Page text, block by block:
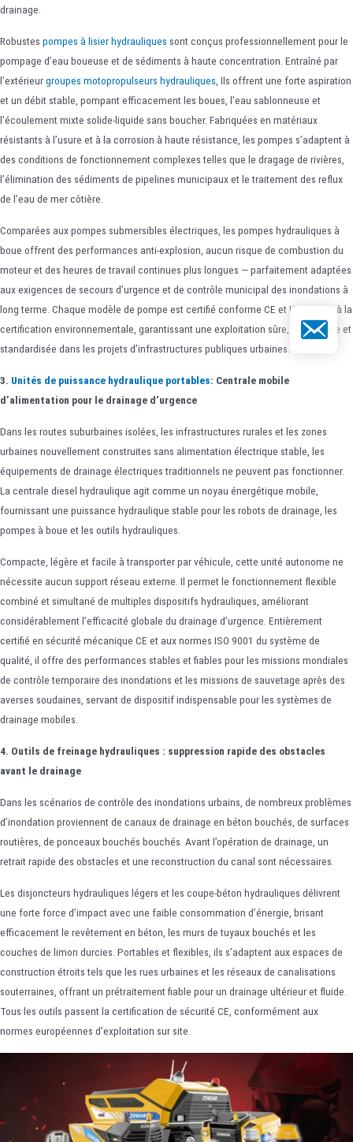
drainage.
Robustes pompes à lisier hydrauliques sont conçus professionnellement pour le
pompage d’eau boueuse et de sédiments à haute concentration. Entraîné par
l’extérieurgroupes motopropulseurs hydrauliques, Ils offrent une forte aspiration
et un débit stable, pompant efficacement les boues, l’eau sablonneuse et
l’écoulement mixte solide-liquide sans boucher. Fabriquées en matériaux
résistants à l’usure et à la corrosion à haute résistance, les pompes s’adaptent à
des conditions de fonctionnement complexes telles que le dragage de rivières,
l’élimination des sédiments de pipelines municipaux et le traitement des reflux
de l’eau de mer côtière.
Comparées aux pompes submersibles électriques, les pompes hydrauliques à
boue offrent des performances anti-explosion, aucun risque de combustion du
moteur et des heures de travail continues plus longues — parfaitement adaptées
aux exigences de secours d’urgence et de contrôle municipal des inondations à
long terme. Chaque modèle de pompe est certifié conforme CE et ISO 14001 à la
certification environnementale, garantissant une exploitation sûre, écologique et
standardisée dans les projets d’infrastructures publiques urbaines.
3. Unités de puissance hydraulique portables: Centrale mobile
d’alimentation pour le drainage d’urgence
Dans les routes suburbaines isolées, les infrastructures rurales et les zones
urbaines nouvellement construites sans alimentation électrique stable, les
équipements de drainage électriques traditionnels ne peuvent pas fonctionner.
La centrale diesel hydraulique agit comme un noyau énergétique mobile,
fournissant une puissance hydraulique stable pour les robots de drainage, les
pompes à boue et les outils hydrauliques.
Compacte, légère et facile à transporter par véhicule, cette unité autonome ne
nécessite aucun support réseau externe. Il permet le fonctionnement flexible
combiné et simultané de multiples dispositifs hydrauliques, améliorant
considérablement l’efficacité globale du drainage d’urgence. Entièrement
certifié en sécurité mécanique CE et aux normes ISO 9001 du système de
qualité, il offre des performances stables et fiables pour les missions mondiales
de contrôle temporaire des inondations et les missions de sauvetage après des
averses soudaines, servant de dispositif indispensable pour les systèmes de
drainage mobiles.
4. Outils de freinage hydrauliques : suppression rapide des obstacles
avant le drainage
Dans les scénarios de contrôle des inondations urbains, de nombreux problèmes
d’inondation proviennent de canaux de drainage en béton bouchés, de surfaces
routières, de ponceaux bouchés bouchés. Avant l’opération de drainage, un
retrait rapide des obstacles et une reconstruction du canal sont nécessaires.
Les disjoncteurs hydrauliques légers et les coupe-béton hydrauliques délivrent
une forte force d’impact avec une faible consommation d’énergie, brisant
efficacement le revêtement en béton, les murs de tuyaux bouchés et les
couches de limon durcies. Portables et flexibles, ils s’adaptent aux espaces de
construction étroits tels que les rues urbaines et les réseaux de canalisations
souterraines, offrant un prétraitement fiable pour un drainage ultérieur et fluide.
Tous les outils passent la certification de sécurité CE, conformément aux
normes européennes d’exploitation sur site.
E-mail